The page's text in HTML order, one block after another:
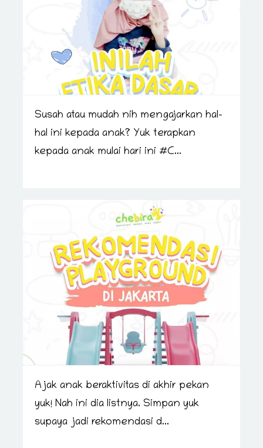
Susah atau mudah nih mengajarkan hal-
hal ini kepada anak? Yuk terapkan
kepada anak mulai hari ini #C...
Ajak anak beraktivitas di akhir pekan
yuk! Nah ini dia listnya. Simpan yuk
supaya jadi rekomendasi d...